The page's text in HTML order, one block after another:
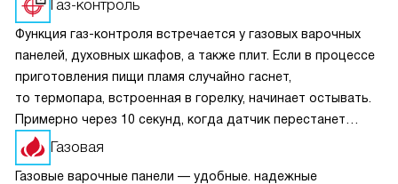
Газ-контроль
Функция газ-контроля встречается у газовых варочных
панелей, духовных шкафов, а также плит. Если в процессе
приготовления пищи пламя случайно гаснет,
то термопара, встроенная в горелку, начинает остывать.
Примерно через 10 секунд, когда датчик перестанет
получать сигнал о нагреве, перекроется подача топлива.
Это предотвращает возможную утечку газа.
Газовая
Газовые варочные панели — удобные. надежные